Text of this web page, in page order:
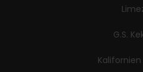
G.S.